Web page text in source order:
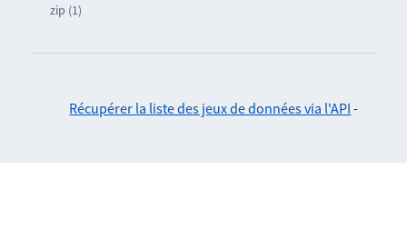
zip (1)
Récupérer la liste des jeux de données via l'API -